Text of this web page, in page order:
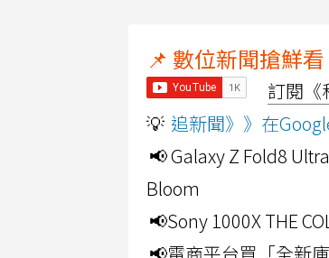
📌 數位新聞搶鮮看
訂閱《
💡 追新聞》》在
📢 Galaxy Z Fold8
Bloom
📢Sony 1000X THE